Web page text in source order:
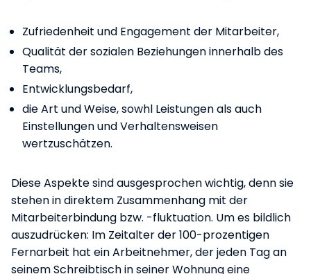
Zufriedenheit und Engagement der Mitarbeiter,
Qualität der sozialen Beziehungen innerhalb des
Teams,
Entwicklungsbedarf,
die Art und Weise, sowhl Leistungen als auch
Einstellungen und Verhaltensweisen
wertzuschätzen.
Diese Aspekte sind ausgesprochen wichtig, denn sie
stehen in direktem Zusammenhang mit der
Mitarbeiterbindung bzw. -fluktuation. Um es bildlich
auszudrücken: Im Zeitalter der 100-prozentigen
Fernarbeit hat ein Arbeitnehmer, der jeden Tag an
seinem Schreibtisch in seiner Wohnung eine